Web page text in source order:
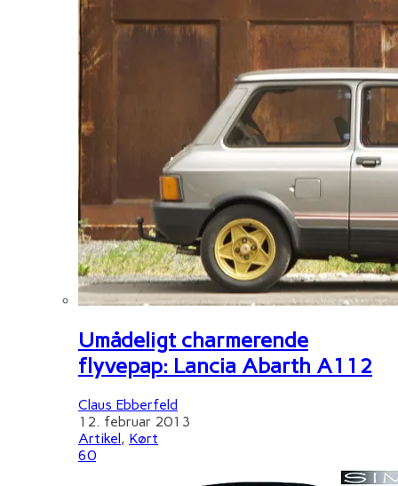
Umådeligt charmerende
flyvepap: Lancia Abarth A112
Claus Ebberfeld
12. februar 2013
Artikel, Kørt
60